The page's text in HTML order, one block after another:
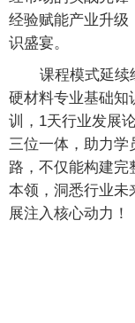
经验赋能产业升级
识盛宴。
课程模式延续经
硬材料专业基础知
训，1天行业发展
三位一体，助力
路，不仅能构建完
本领，洞悉行业未
展注入核心动力！